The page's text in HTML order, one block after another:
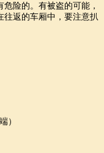
险的。有被盗的可能，
返的车厢中，要注意扒
）